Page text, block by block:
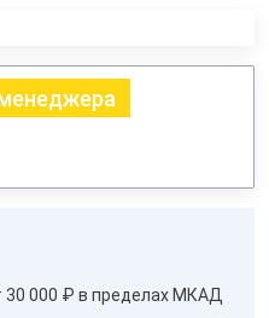
30 000 ₽ в пределах МКАД